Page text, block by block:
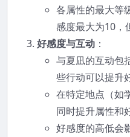
各属性的最大等
感度最大为10，
好感度与互动 ：
与夏凪的互动包
些行动可以提升
在特定地点（如
同时提升属性和
好感度的高低会